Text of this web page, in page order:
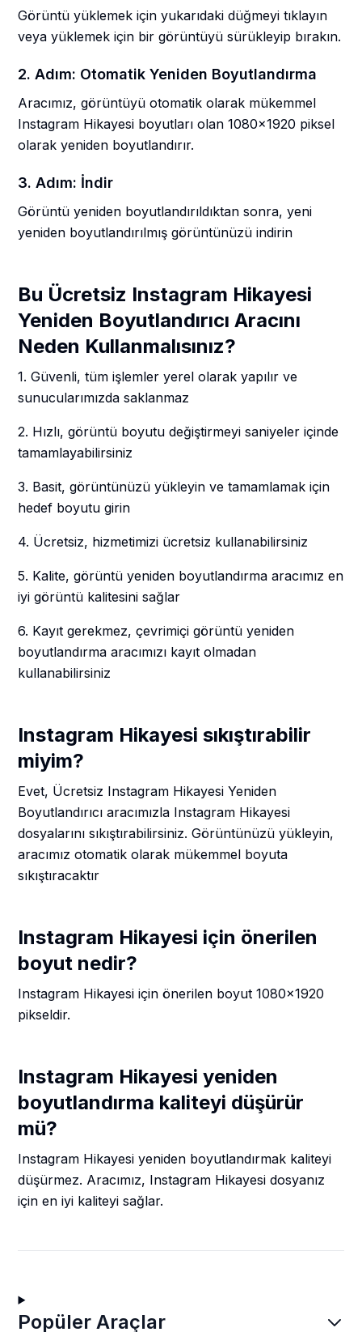
Görüntü yüklemek için yukarıdaki düğmeyi tıklayın
veya yüklemek için bir görüntüyü sürükleyip bırakın.
2. Adım: Otomatik Yeniden Boyutlandırma
Aracımız, görüntüyü otomatik olarak mükemmel
Instagram Hikayesi boyutları olan 1080x1920 piksel
olarak yeniden boyutlandırır.
3. Adım: İndir
Görüntü yeniden boyutlandırıldıktan sonra, yeni
yeniden boyutlandırılmış görüntünüzü indirin
Bu Ücretsiz Instagram Hikayesi
Yeniden Boyutlandırıcı Aracını
Neden Kullanmalısınız?
1. Güvenli, tüm işlemler yerel olarak yapılır ve
sunucularımızda saklanmaz
2. Hızlı, görüntü boyutu değiştirmeyi saniyeler içinde
tamamlayabilirsiniz
3. Basit, görüntünüzü yükleyin ve tamamlamak için
hedef boyutu girin
4. Ücretsiz, hizmetimizi ücretsiz kullanabilirsiniz
5. Kalite, görüntü yeniden boyutlandırma aracımız en
iyi görüntü kalitesini sağlar
6. Kayıt gerekmez, çevrimiçi görüntü yeniden
boyutlandırma aracımızı kayıt olmadan
kullanabilirsiniz
Instagram Hikayesi sıkıştırabilir
miyim?
Evet, Ücretsiz Instagram Hikayesi Yeniden
Boyutlandırıcı aracımızla Instagram Hikayesi
dosyalarını sıkıştırabilirsiniz. Görüntünüzü yükleyin,
aracımız otomatik olarak mükemmel boyuta
sıkıştıracaktır
Instagram Hikayesi için önerilen
boyut nedir?
Instagram Hikayesi için önerilen boyut 1080x1920
pikseldir.
Instagram Hikayesi yeniden
boyutlandırma kaliteyi düşürür
mü?
Instagram Hikayesi yeniden boyutlandırmak kaliteyi
düşürmez. Aracımız, Instagram Hikayesi dosyanız
için en iyi kaliteyi sağlar.
Popüler Araçlar